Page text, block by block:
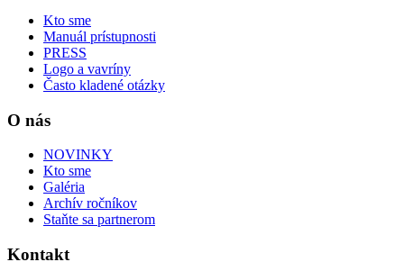
Kto sme
Manuál prístupnosti
PRESS
Logo a vavríny
Často kladené otázky
O nás
NOVINKY
Kto sme
Galéria
Archív ročníkov
Staňte sa partnerom
Kontakt